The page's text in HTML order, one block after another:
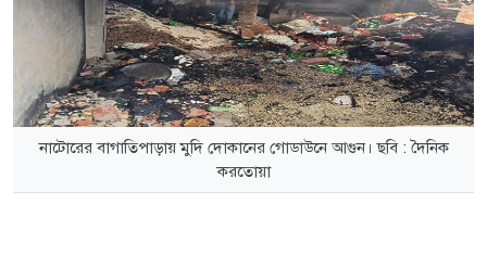
নাটোরের বাগাতিপাড়ায় মুদি দোকানের গোডাউনে আগুন। ছবি : দৈনিক
করতোয়া